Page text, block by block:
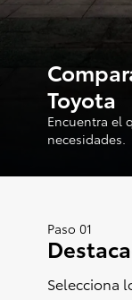
Toyota
Encuentra el
necesidades.
Paso 01
Selecciona